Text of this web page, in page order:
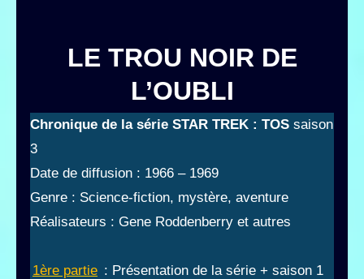
LE TROU NOIR DE
L’OUBLI
Chronique de la série STAR TREK : TOS saison
3
Date de diffusion : 1966 – 1969
Genre : Science-fiction, mystère, aventure
Réalisateurs : Gene Roddenberry et autres
1ère partie : Présentation de la série + saison 1